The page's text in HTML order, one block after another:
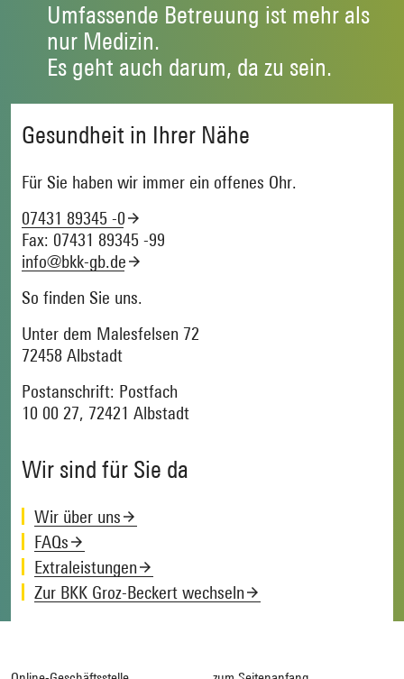
Umfassende Betreuung ist mehr als
nur Medizin.
Es geht auch darum, da zu sein.
Gesundheit in Ihrer Nähe
Für Sie haben wir immer ein offenes Ohr.
07431 89345 -0
Fax: 07431 89345 -99
info@bkk-gb.de
So finden Sie uns.
Unter dem Malesfelsen 72
72458 Albstadt
Postanschrift: Postfach
10 00 27, 72421 Albstadt
Wir sind für Sie da
Wir über uns
FAQs
Extraleistungen
Zur BKK Groz-Beckert wechseln